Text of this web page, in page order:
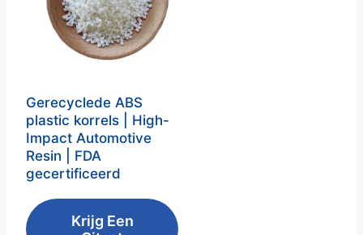
Gerecyclede ABS
plastic korrels | High-
Impact Automotive
Resin | FDA
gecertificeerd
Krijg Een